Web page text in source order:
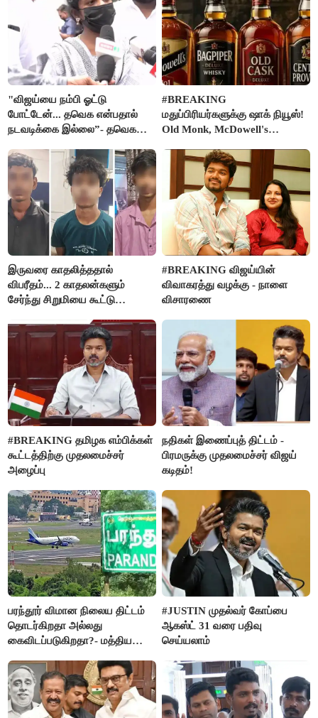
"விஜய்யை நம்பி ஓட்டு
போட்டேன்... தவெக என்பதால்
நடவடிக்கை இல்லை”- தவெக
கதறல்
#BREAKING
மதுப்பிரியர்களுக்கு ஷாக் நியூஸ்!
Old Monk, McDowell's
FSSAI தடை
இருவரை காதலித்ததால்
விபரீதம்... 2 காதலன்களும்
சேர்ந்து சிறுமியை கூட்டு
செய்த கொடூரம்
#BREAKING விஜய்யின்
விவாகரத்து வழக்கு - நாளை
விசாரணை
#BREAKING தமிழக எம்பிக்கள்
கூட்டத்திற்கு முதலமைச்சர்
அழைப்பு
நதிகள் இணைப்புத் திட்டம் -
பிரமருக்கு முதலமைச்சர் விஜய்
கடிதம்!
பரந்தூர் விமான நிலைய திட்டம்
தொடர்கிறதா அல்லது
கைவிடப்படுகிறதா?- மத்திய
#JUSTIN முதல்வர் கோப்பை
ஆகஸ்ட் 31 வரை பதிவு
செய்யலாம்